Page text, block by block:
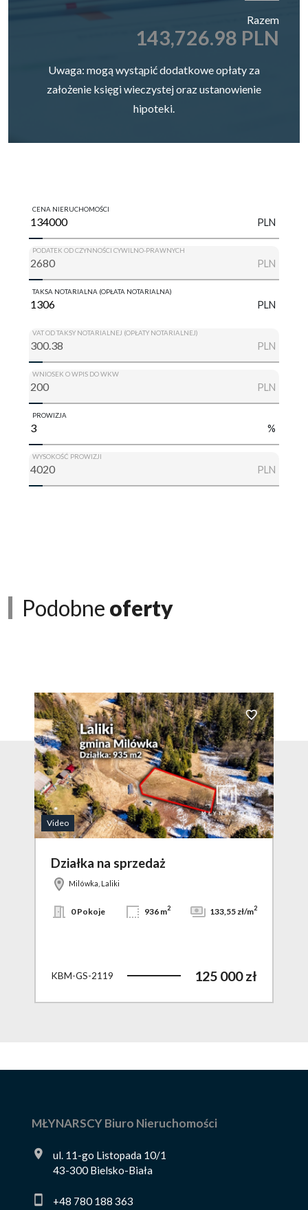
Razem
143,726.98 PLN
Uwaga: mogą wystąpić dodatkowe opłaty za
założenie księgi wieczystej oraz ustanowienie
hipoteki.
CENA NIERUCHOMOŚCI
PLN
PODATEK OD CZYNNOŚCI CYWILNO-PRAWNYCH
PLN
TAKSA NOTARIALNA (OPŁATA NOTARIALNA)
PLN
VAT OD TAKSY NOTARIALNEJ (OPŁATY NOTARIALNEJ)
PLN
WNIOSEK O WPIS DO WKW
PLN
PROWIZJA
%
WYSOKOŚĆ PROWIZJI
PLN
Podobne oferty
Dodaj do ulubionych
Video
Dodaj do
Działka na sprzedaż
Milówka, Laliki
0 Pokoje 936 m2 133,55 zł/m2
KBM-GS-2119 125 000 zł
MŁYNARSCY Biuro Nieruchomości
ul. 11-go Listopada 10/1
43-300 Bielsko-Biała
+48 780 188 363